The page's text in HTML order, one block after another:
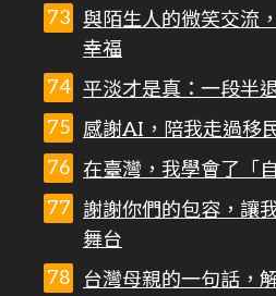
與陌生人的微笑交流
幸福
平淡才是真：一段半
感謝AI，陪我走過移
在臺灣，我學會了「
謝謝你們的包容，讓
舞台
台灣母親的一句話，